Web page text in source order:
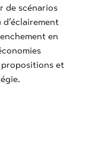
de scénarios
en
et